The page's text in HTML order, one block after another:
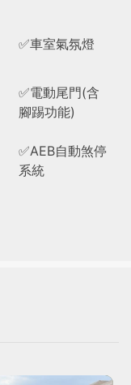
✅車室氣氛燈
✅電動尾門(含
腳踢功能)
✅AEB自動煞停
系統